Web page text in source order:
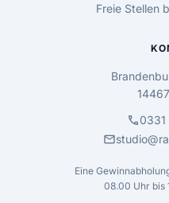
Freie Stellen
call
mail
Eine
08.00 Uhr bis